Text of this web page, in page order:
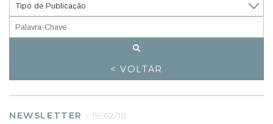
< VOLTAR
NEWSLETTER - 19/02/10